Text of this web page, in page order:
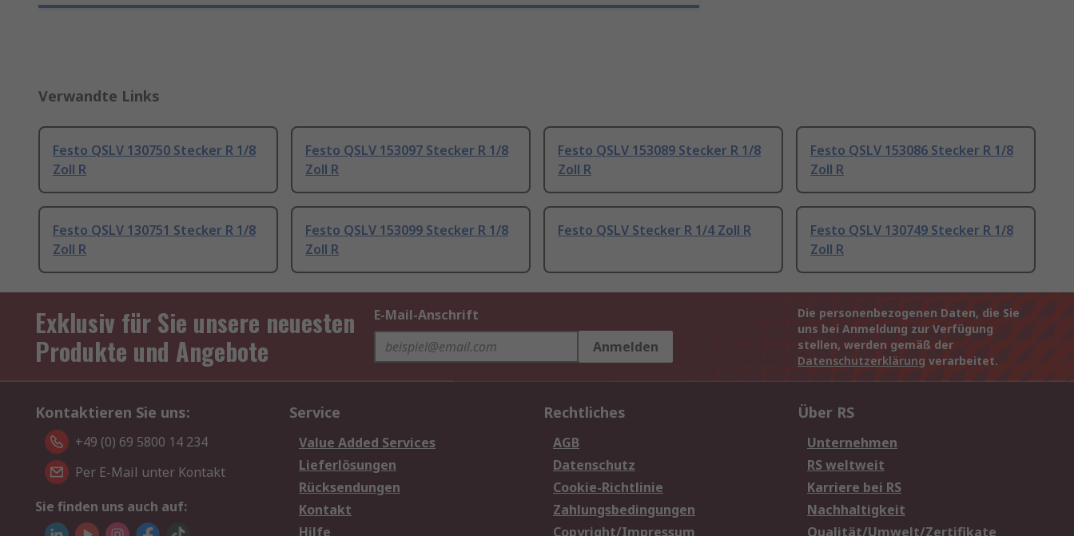
Verwandte Links
Festo QSLV 130750 Stecker R 1/8
Zoll R
Festo QSLV 153097 Stecker R 1/8
Zoll R
Festo QSLV 153089 Stecker R 1/8
Zoll R
Festo QSLV 153086 Stecker R 1/8
Zoll R
Festo QSLV 130751 Stecker R 1/8
Zoll R
Festo QSLV 153099 Stecker R 1/8
Zoll R
Festo QSLV Stecker R 1/4 Zoll R
Festo QSLV 130749 Stecker R 1/8
Zoll R
Exklusiv für Sie unsere neuesten
Produkte und Angebote
E-Mail-Anschrift
Anmelden
Die personenbezogenen Daten, die Sie
uns bei Anmeldung zur Verfügung
stellen, werden gemäß der
Datenschutzerklärung verarbeitet.
Kontaktieren Sie uns:
+49 (0) 69 5800 14 234
Per E-Mail unter Kontakt
Sie finden uns auch auf:
Service
Value Added Services
Lieferlösungen
Rücksendungen
Kontakt
Hilfe
Rechtliches
AGB
Datenschutz
Cookie-Richtlinie
Zahlungsbedingungen
Copyright/Impressum
Über RS
Unternehmen
RS weltweit
Karriere bei RS
Nachhaltigkeit
Qualität/Umwelt/Zertifikate